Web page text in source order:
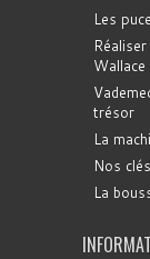
Les
Wallace
trésor
La
Nos clés
La